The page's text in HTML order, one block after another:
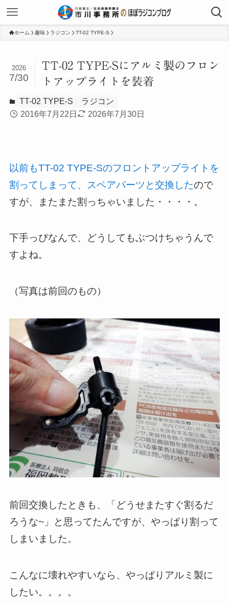
ホーム 趣味 ラジコン TT-02 TYPE-S
TT-02 TYPE-Sにアルミ製のフロン
トアップライトを装着
2026
7/30
TT-02 TYPE-S
ラジコン
2016年7月22日
2026年7月30日
以前もTT-02 TYPE-Sのフロントアップライトを
割ってしまって、スペアパーツと交換したので
すが、またまた割っちゃいました・・・・。
下手っぴなんで、どうしてもぶつけちゃうんで
すよね。
（写真は前回のもの）
前回交換したときも、「どうせまたすぐ割るだ
ろうな~」と思ってたんですが、やっぱり割って
しまいました。
こんなに壊れやすいなら、やっぱりアルミ製に
したい。。。。